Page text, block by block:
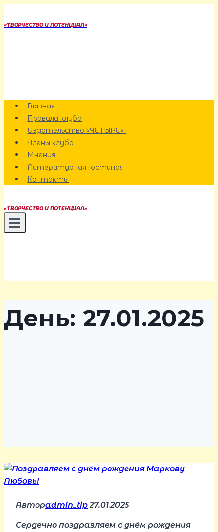
к
«ТВОРЧЕСТВО И ПОТЕНЦИАЛ»
Главная
Правила клуба
Издательство «ЧЕТЫРЕ»
Члены клуба
Мнения
Литературная гостиная
Контакты
«ТВОРЧЕСТВО И ПОТЕНЦИАЛ»
День: 27.01.2025
Авторadmin_tip 27.01.2025
Сердечно поздравляем с днём рождения